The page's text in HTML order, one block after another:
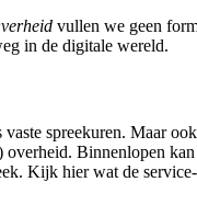
vullen we geen
in de digitale wereld.
spreekuren. Maar
overheid. Binnenlopen
Kijk hier wat de